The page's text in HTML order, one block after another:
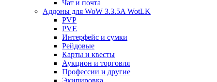
Чат и почта
Аддоны для WoW 3.3.5A WotLK
PVP
PVE
Интерфейс и сумки
Рейдовые
Карты и квесты
Аукцион и торговля
Профессии и другие
Экипировка